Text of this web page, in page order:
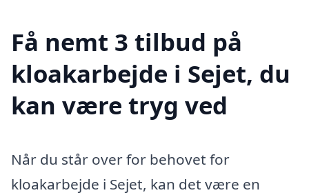
Få nemt 3 tilbud på
kloakarbejde i Sejet, du
kan være tryg ved
Når du står over for behovet for
kloakarbejde i Sejet, kan det være en